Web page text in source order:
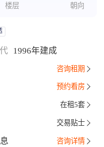
楼层 朝向
1996年建成
咨询租期
预约看房
在租5套
交易贴士
咨询详情